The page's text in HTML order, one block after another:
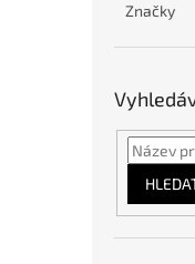
Značky